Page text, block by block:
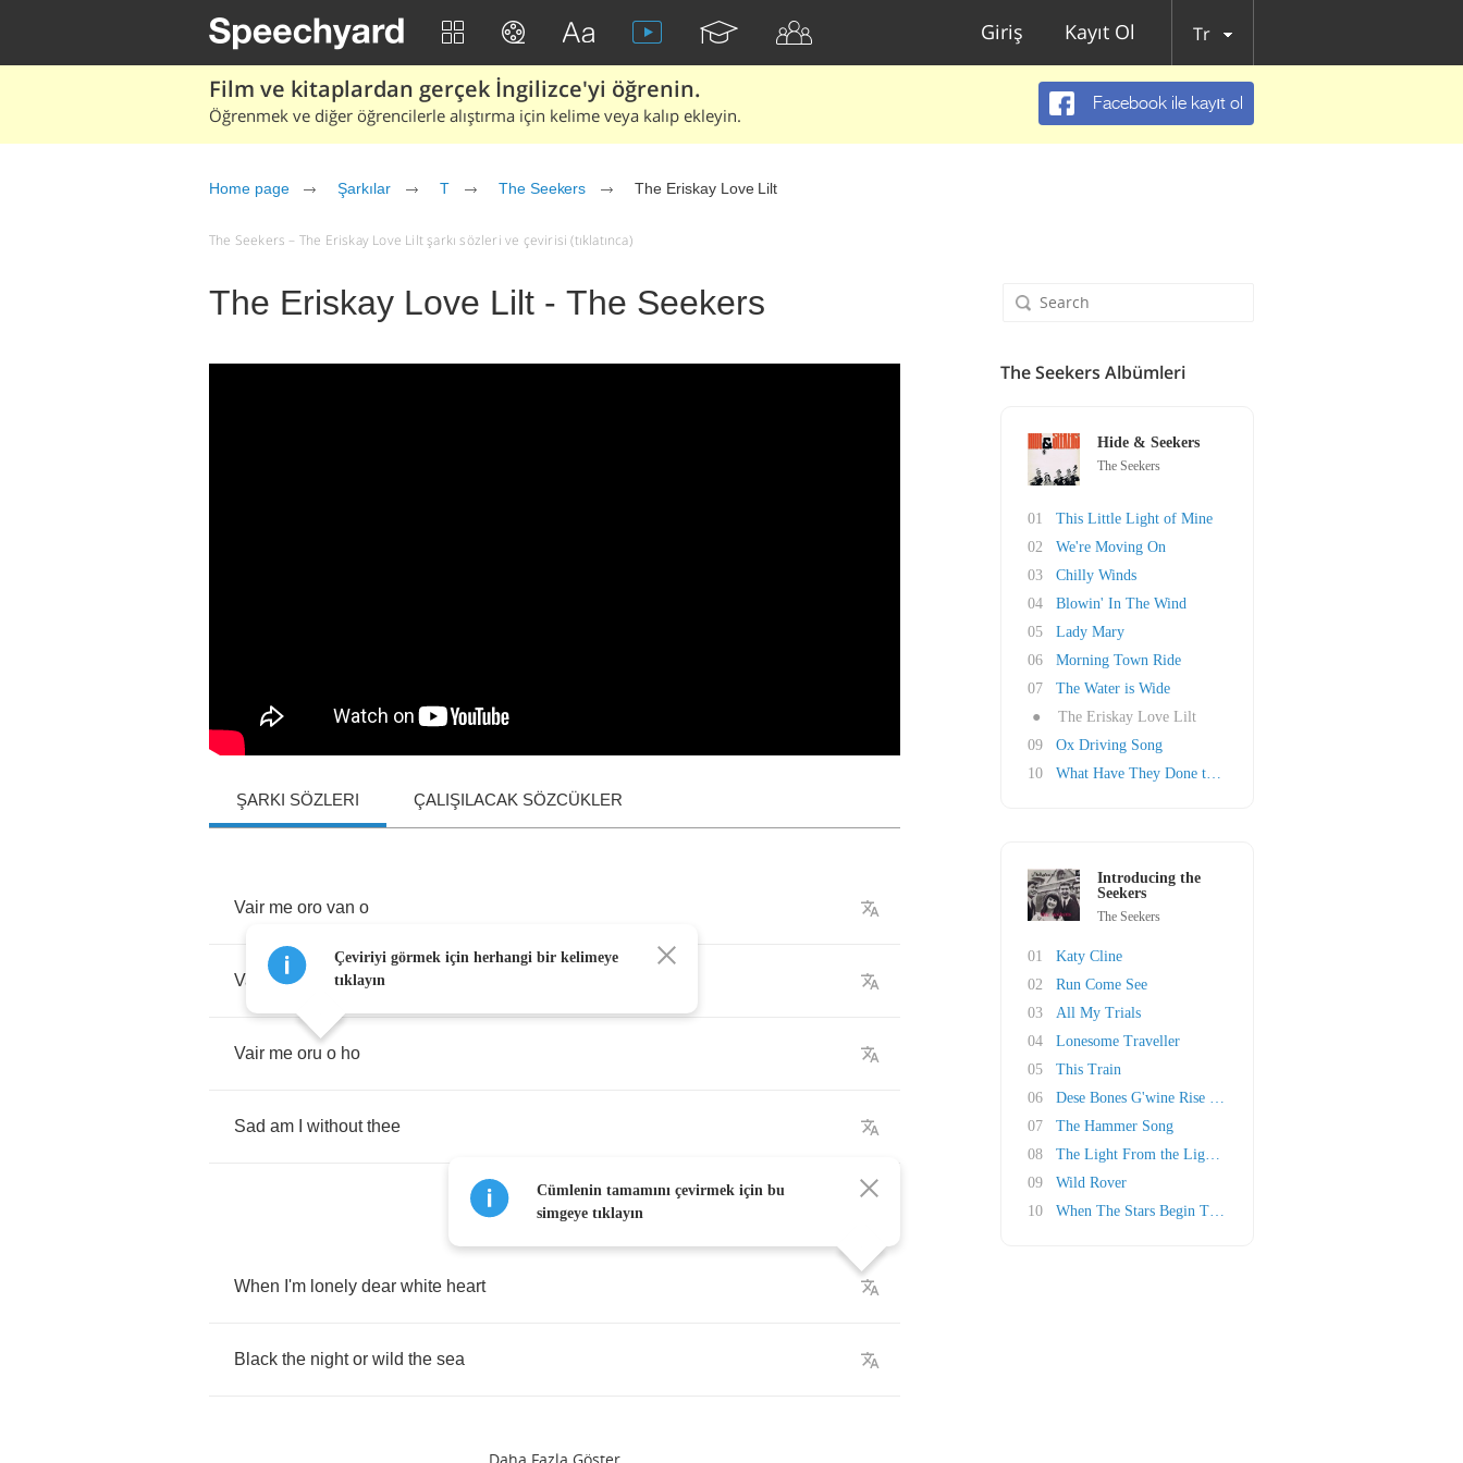
Giriş Kayıt Ol Tr
Film ve kitaplardan gerçek İngilizce'yi öğrenin.
Öğrenmek ve diğer öğrencilerle alıştırma için kelime veya kalıp ekleyin.
Facebook ile kayıt ol
Home page Şarkılar T The Seekers The Eriskay Love Lilt
The Seekers – The Eriskay Love Lilt şarkı sözleri ve çevirisi (tıklatınca)
The Eriskay Love Lilt - The Seekers
ŞARKI SÖZLERI ÇALIŞILACAK SÖZCÜKLER
Vair me oro van o
Vair me oro van ee
Vair me oru o ho
Sad am without thee
When I'm lonely dear white heart
Black the night or wild the sea
Çeviriyi görmek için herhangi bir kelimeye
tıklayın
Cümlenin tamamını çevirmek için bu
simgeye tıklayın
The Seekers Albümleri
Hide & Seekers
The Seekers
01
This Little Light of Mine
02
We're Moving On
03
Chilly Winds
04
Blowin' In The Wind
05
Lady Mary
06
Morning Town Ride
07
The Water is Wide
●
The Eriskay Love Lilt
09
Ox Driving Song
10
What Have They Done to the Rain
Introducing the
Seekers
The Seekers
01
Katy Cline
02
Run Come See
03
All My Trials
04
Lonesome Traveller
05
This Train
06
Dese Bones G'wine Rise Again
07
The Hammer Song
08
The Light From the Lighthouse
09
Wild Rover
10
When The Stars Begin To Fall